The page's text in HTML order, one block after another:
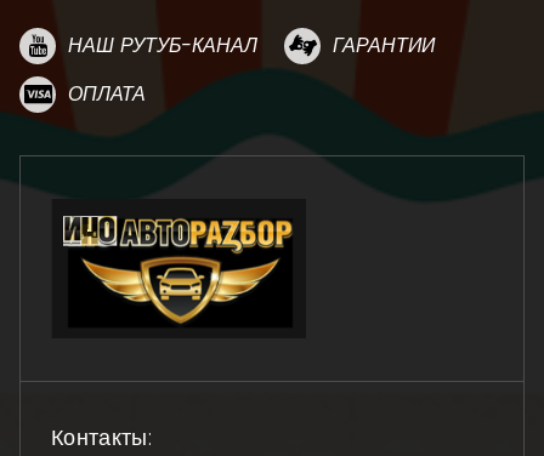
НАШ РУТУБ-КАНАЛ
ГАРАНТИИ
ОПЛАТА
Контакты: